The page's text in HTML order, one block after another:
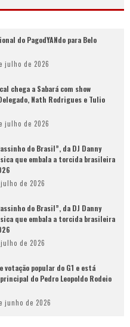
do PagodYANdo para Belo
julho de 2026
chega a Sabará com show
Nath Rodrigues e Tulio
julho de 2026
do Brasil”, da DJ Danny
que embala a torcida brasileira
de 2026
do Brasil”, da DJ Danny
que embala a torcida brasileira
de 2026
votação popular do G1 e está
do Pedro Leopoldo Rodeio
junho de 2026